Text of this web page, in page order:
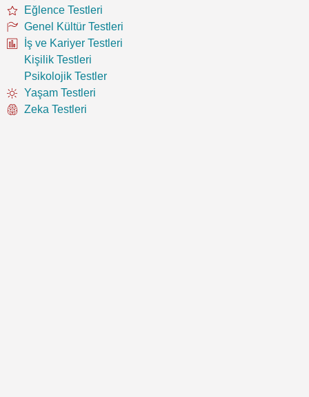
Eğlence Testleri
Genel Kültür Testleri
İş ve Kariyer Testleri
Kişilik Testleri
Psikolojik Testler
Yaşam Testleri
Zeka Testleri